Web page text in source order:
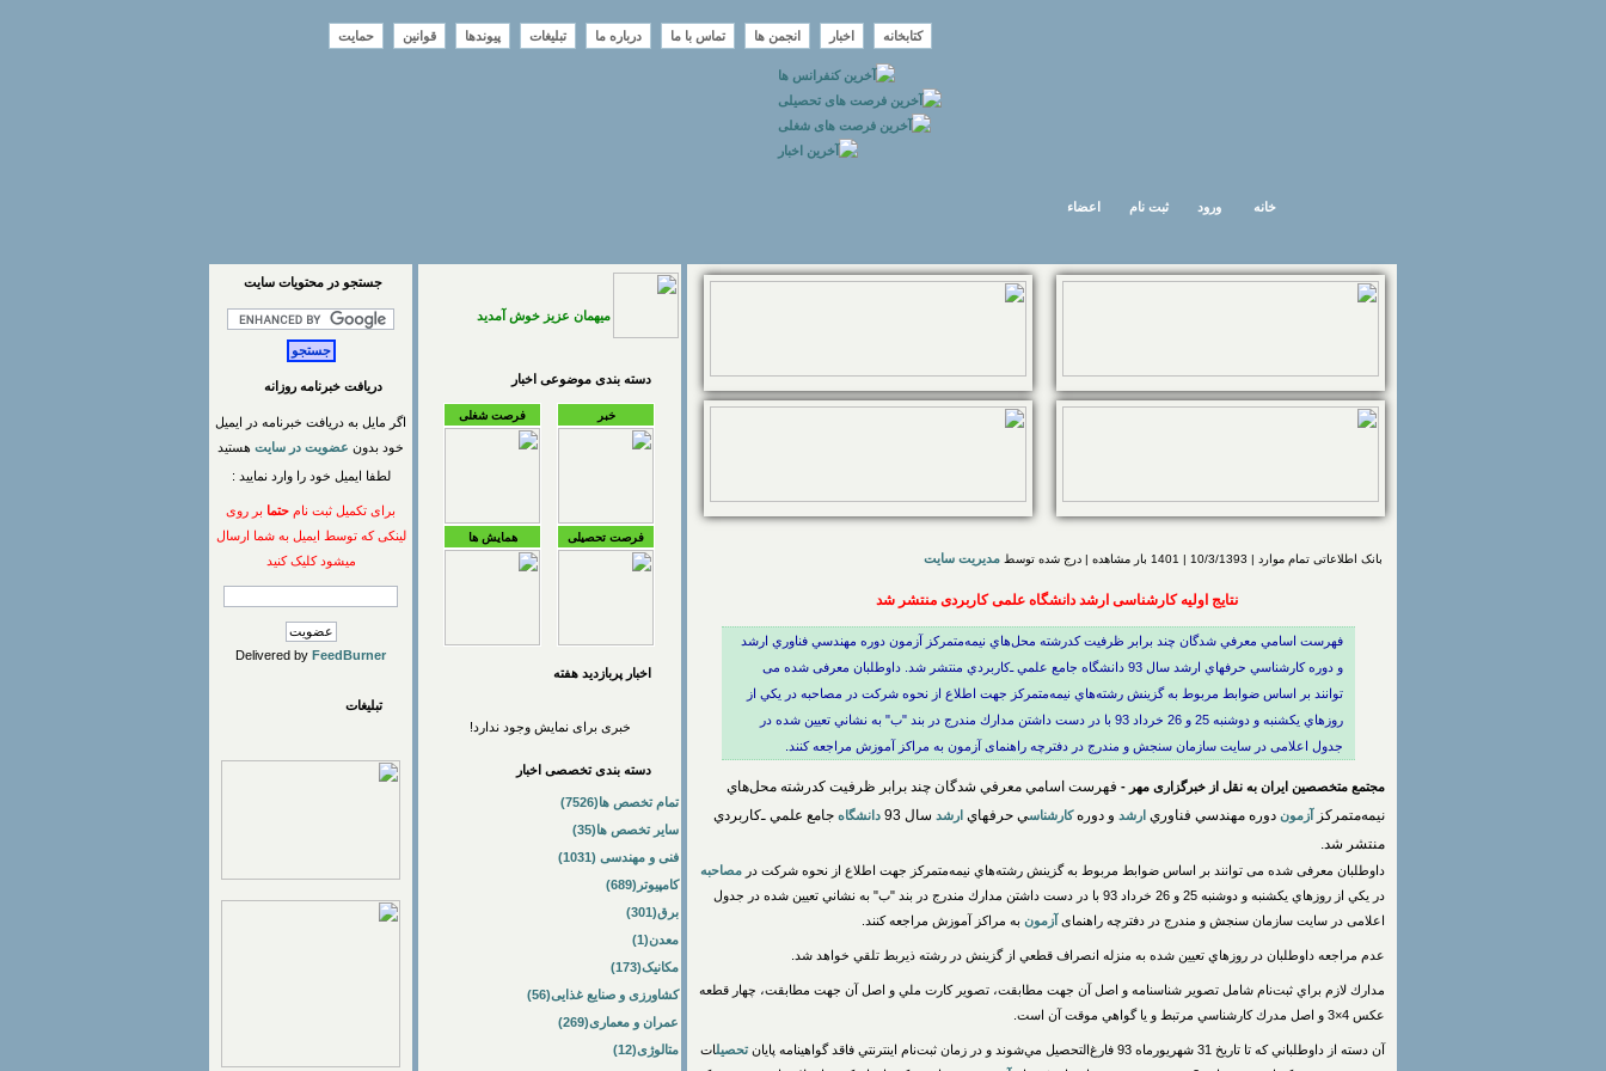
کتابخانه اخبار انجمن ها تماس با ما درباره ما تبلیغات پیوندها قوانین حمایت
اعضاء ثبت نام ورود خانه
بانک اطلاعاتی تمام موارد | 10/3/1393 | 1401 بار مشاهده | درج شده توسط مدیریت سایت
نتایج اولیه کارشناسی ارشد دانشگاه علمی کاربردی منتشر شد
فهرست اسامي معرفي شدگان چند برابر ظرفيت كدرشته محل‌هاي نيمه‌متمركز آزمون دوره ‌مهندسي فناوري ارشد
و دوره کارشناسي حرفه‎اي ارشد سال 93 دانشگاه جامع علمي ـ‌كاربردي منتشر شد. داوطلبان معرفی شده می
توانند بر اساس ضوابط مربوط به گزينش رشته‌هاي نيمه‌متمركز جهت اطلاع از نحوه‪‬ شركت در مصاحبه در يكي از
روزهاي یکشنبه و دوشنبه 25 و 26 خرداد 93 با در دست داشتن مدارك مندرج در بند "ب" به نشاني تعيين شده در
جدول اعلامی در سایت سازمان سنجش و مندرج در دفترچه راهنمای آزمون به مراکز آموزش مراجعه کنند.
مجتمع متخصصین ایران به نقل از خبرگزاری مهر - فهرست اسامي معرفي شدگان چند برابر ظرفيت كدرشته محل‌هاي
نيمه‌متمركز آزمون دوره ‌مهندسي فناوري ارشد و دورهکارشناسي حرفه‎اي ارشد سال 93 دانشگاه جامع علمي ـ‌كاربردي
منتشر شد.
داوطلبان معرفی شده می توانند بر اساس ضوابط مربوط به گزينش رشته‌هاي نيمه‌متمركز جهت اطلاع از نحوه‪‬ شركت در مصاحبه
در يكي از روزهاي یکشنبه و دوشنبه 25 و 26 خرداد 93 با در دست داشتن مدارك مندرج در بند "ب" به نشاني تعيين شده در جدول
اعلامی در سایت سازمان سنجش و مندرج در دفترچه راهنمای آزمون به مراکز آموزش مراجعه کنند.
عدم مراجعه داوطلبان در روزهاي تعيين شده به منزله انصراف قطعي از گزينش در رشته ذيربط تلقي خواهد شد.
مدارك لازم براي ثبت‌نام شامل تصوير شناسنامه و اصل آن جهت مطابقت، تصوير كارت ملي و اصل آن جهت مطابقت، چهار قطعه
عكس 4×3 و اصل مدرك كارشناسي مرتبط و يا گواهي موقت آن است.
آن دسته از داوطلباني كه تا تاریخ 31 شهریورماه 93 فارغ‌التحصيل مي‌شوند و در زمان ثبت‌نام اينترنتي فاقد گواهينامه پايان تحصيلات
میهمان عزیز خوش آمدید
دسته بندی موضوعی اخبار
خبر فرصت شغلی
فرصت تحصیلی همایش ها
اخبار پربازديد هفته
خبری برای نمایش وجود ندارد!
دسته بندی تخصصی اخبار
تمام تخصص ها(7526)
سایر تخصص ها(35)
فنی و مهندسی (1031)
کامپیوتر(689)
برق(301)
معدن(1)
مکانیک(173)
کشاورزی و صنایع غذایی(56)
عمران و معماری(269)
متالوژی(12)
جستجو در محتويات سايت
دریافت خبرنامه روزانه
اگر مایل به دریافت خبرنامه در ایمیل
خود بدون عضویت در سایت هستید
لطفا ایمیل خود را وارد نمایید :
برای تکمیل ثبت نام حتما بر روی
لینکی که توسط ایمیل به شما ارسال
میشود کلیک کنید
Delivered by FeedBurner
تبلیغات